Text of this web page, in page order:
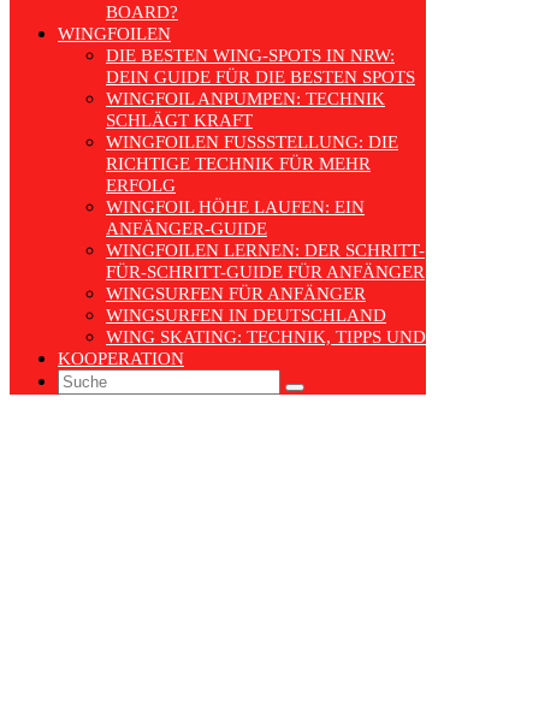
BOARD?
WINGFOILEN
DIE BESTEN WING-SPOTS IN NRW:
DEIN GUIDE FÜR DIE BESTEN SPOTS
WINGFOIL ANPUMPEN: TECHNIK
SCHLÄGT KRAFT
WINGFOILEN FUSSSTELLUNG: DIE R
ICHTIGE TECHNIK FÜR MEHR E
RFOLG
WINGFOIL HÖHE LAUFEN: EIN
ANFÄNGER-GUIDE
WINGFOILEN LERNEN: DER SCHRITT-
FÜR-SCHRITT-GUIDE FÜR ANFÄNGER
WINGSURFEN FÜR ANFÄNGER
WINGSURFEN IN DEUTSCHLAND
WING SKATING: TECHNIK, TIPPS UND TRENDS
KOOPERATION
Search